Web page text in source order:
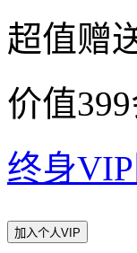
超值赠
价值
终身
加入个人VIP